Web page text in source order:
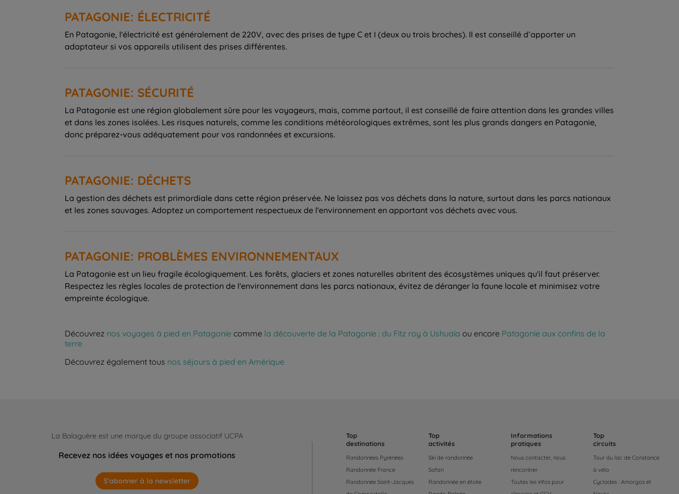
PATAGONIE: ÉLECTRICITÉ
En Patagonie, l'électricité est généralement de 220V, avec des prises de type C et I (deux ou trois broches). Il est conseillé d’apporter un
adaptateur si vos appareils utilisent des prises différentes.
PATAGONIE: SÉCURITÉ
La Patagonie est une région globalement sûre pour les voyageurs, mais, comme partout, il est conseillé de faire attention dans les grandes villes
et dans les zones isolées. Les risques naturels, comme les conditions météorologiques extrêmes, sont les plus grands dangers en Patagonie,
donc préparez-vous adéquatement pour vos randonnées et excursions.
PATAGONIE: DÉCHETS
La gestion des déchets est primordiale dans cette région préservée. Ne laissez pas vos déchets dans la nature, surtout dans les parcs nationaux
et les zones sauvages. Adoptez un comportement respectueux de l'environnement en apportant vos déchets avec vous.
PATAGONIE: PROBLÈMES ENVIRONNEMENTAUX
La Patagonie est un lieu fragile écologiquement. Les forêts, glaciers et zones naturelles abritent des écosystèmes uniques qu'il faut préserver.
Respectez les règles locales de protection de l'environnement dans les parcs nationaux, évitez de déranger la faune locale et minimisez votre
empreinte écologique.
Découvrez nos voyages à pied en Patagonie comme la découverte de la Patagonie : du Fitz roy à Ushuaïa ou encore Patagonie aux confins de la
terre
Découvrez également tous nos séjours à pied en Amérique
La Balaguère est une marque du groupe associatif UCPA
Recevez nos idées voyages et nos promotions
S'abonner à la newsletter
Top
destinations
Randonnées Pyrénées
Randonnée France
Randonnée Saint-Jacques
Top
activités
Ski de randonnée
Safari
Randonnée en étoile
Informations
pratiques
Nous contacter, nous
rencontrer
Toutes les infos pour
Top
circuits
Tour du lac de Constance
à vélo
Cyclades : Amorgos et